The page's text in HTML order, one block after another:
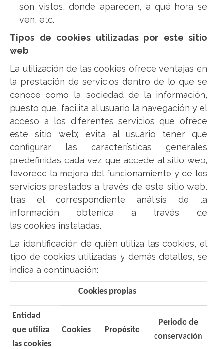
son vistos, donde aparecen, a qué hora se
ven, etc.
Tipos de cookies utilizadas por este sitio
web
La utilización de las cookies ofrece ventajas en
la prestación de servicios dentro de lo que se
conoce como la sociedad de la información,
puesto que, facilita al usuario la navegación y el
acceso a los diferentes servicios que ofrece
este sitio web; evita al usuario tener que
configurar las características generales
predefinidas cada vez que accede al sitio web;
favorece la mejora del funcionamiento y de los
servicios prestados a través de este sitio web,
tras el correspondiente análisis de la
información obtenida a través de
las cookies instaladas.
La identificación de quién utiliza las cookies, el
tipo de cookies utilizadas y demás detalles, se
indica a continuación:
Cookies propias
Entidad
que utiliza
las cookies
Cookies Propósito
Periodo de
conservación